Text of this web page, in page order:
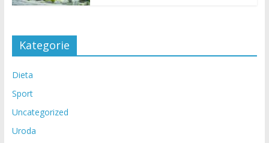
Kategorie
Dieta
Sport
Uncategorized
Uroda